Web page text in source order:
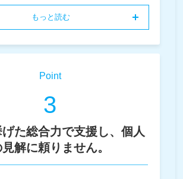
もっと読む
Point
3
た総合力で支援し、個人
解に頼りません。